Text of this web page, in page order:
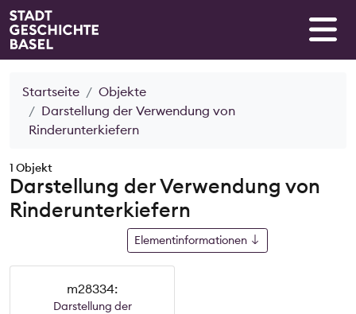
Startseite
Objekte
Darstellung der Verwendung von
Rinderunterkiefern
1 Objekt
Darstellung der Verwendung von
Rinderunterkiefern
Elementinformationen
m28334:
Darstellung der